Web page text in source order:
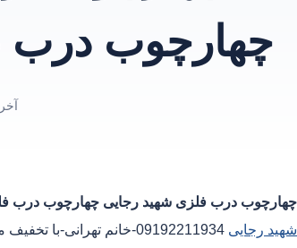
چهارچوب
چهارچوب درب فلزی شهید رجایی چهارچوب درب
شهید رجایی
09192211934-خانم